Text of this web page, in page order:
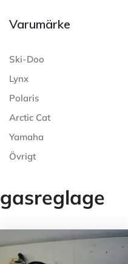
Varumärke
Ski-Doo
Lynx
Polaris
Arctic Cat
Yamaha
Övrigt
gasreglage